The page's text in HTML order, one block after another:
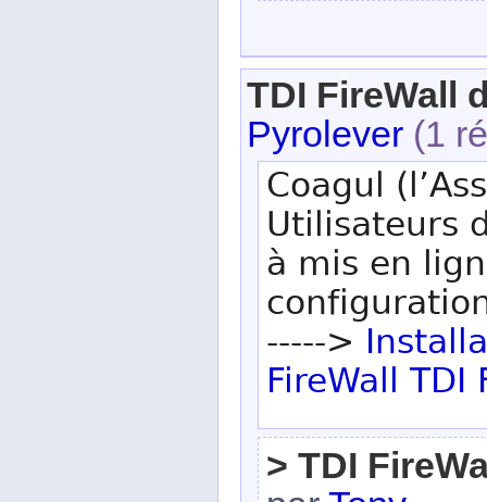
TDI FireWall
Pyrolever (1
Coagul
Utilisateurs
à mis en
----->
FireWall TDI
> TDI